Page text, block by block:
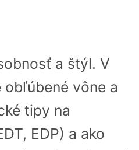
a štýl. V
vône a
tipy na
EDP) a ako